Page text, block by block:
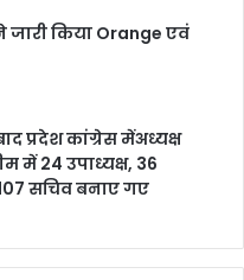
किया Orange एवं
प्रदेश कांग्रेस मेंअध्यक्ष
में 24 उपाध्यक्ष, 36
सचिव बनाए गए